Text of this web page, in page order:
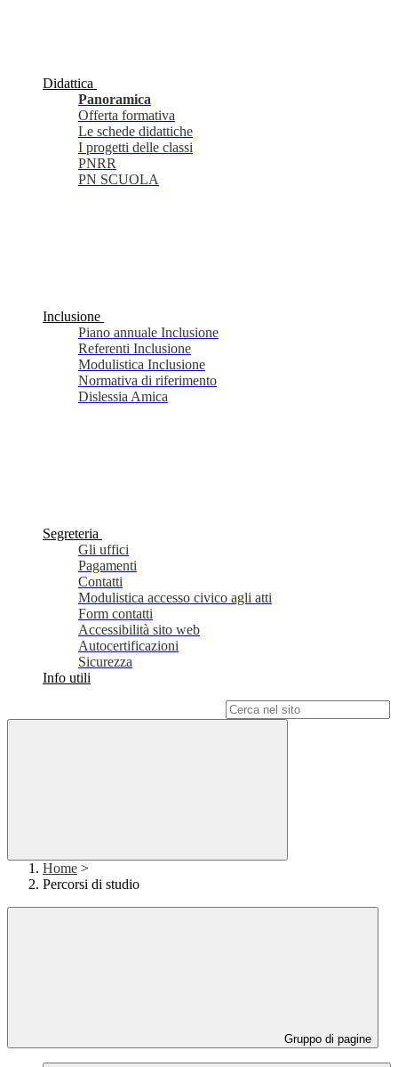
Didattica
Panoramica
Offerta formativa
Le schede didattiche
I progetti delle classi
PNRR
PN SCUOLA
Inclusione
Piano annuale Inclusione
Referenti Inclusione
Modulistica Inclusione
Normativa di riferimento
Dislessia Amica
Segreteria
Gli uffici
Pagamenti
Contatti
Modulistica accesso civico agli atti
Form contatti
Accessibilità sito web
Autocertificazioni
Sicurezza
Info utili
Home >
Percorsi di studio
Gruppo di pagine